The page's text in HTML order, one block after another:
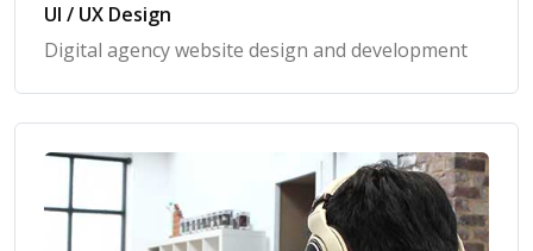
UI / UX Design
Digital agency website design and development